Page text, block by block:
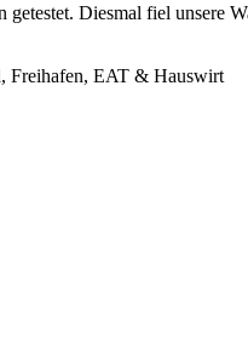
Diesmal fiel